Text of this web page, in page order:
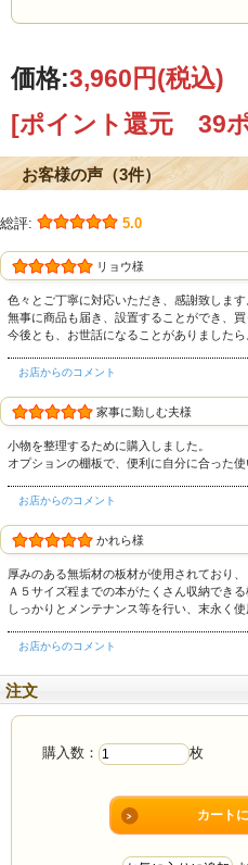
商品
サ
素
リ
仕
価格:3,960円(税込)
[ポイント還元 39
お客様の声（3件）
総評: 5.0
リョウ様
色々とご丁寧に対応いただき、感謝致します
無事に商品も届き、設置することができ、
今後とも、お世話になることがありましたら
お店からのコメント
家事に勤しむ夫様
小物を整理するために購入しました。
オプションの棚板で、便利に自分に合った
お店からのコメント
かれら様
厚みのある無垢材の板材が使用されており
Ａ５サイズ程までの本がたくさん収納でき
しっかりとメンテナンス等を行い、末永く使
お店からのコメント
注文
購入数： 枚